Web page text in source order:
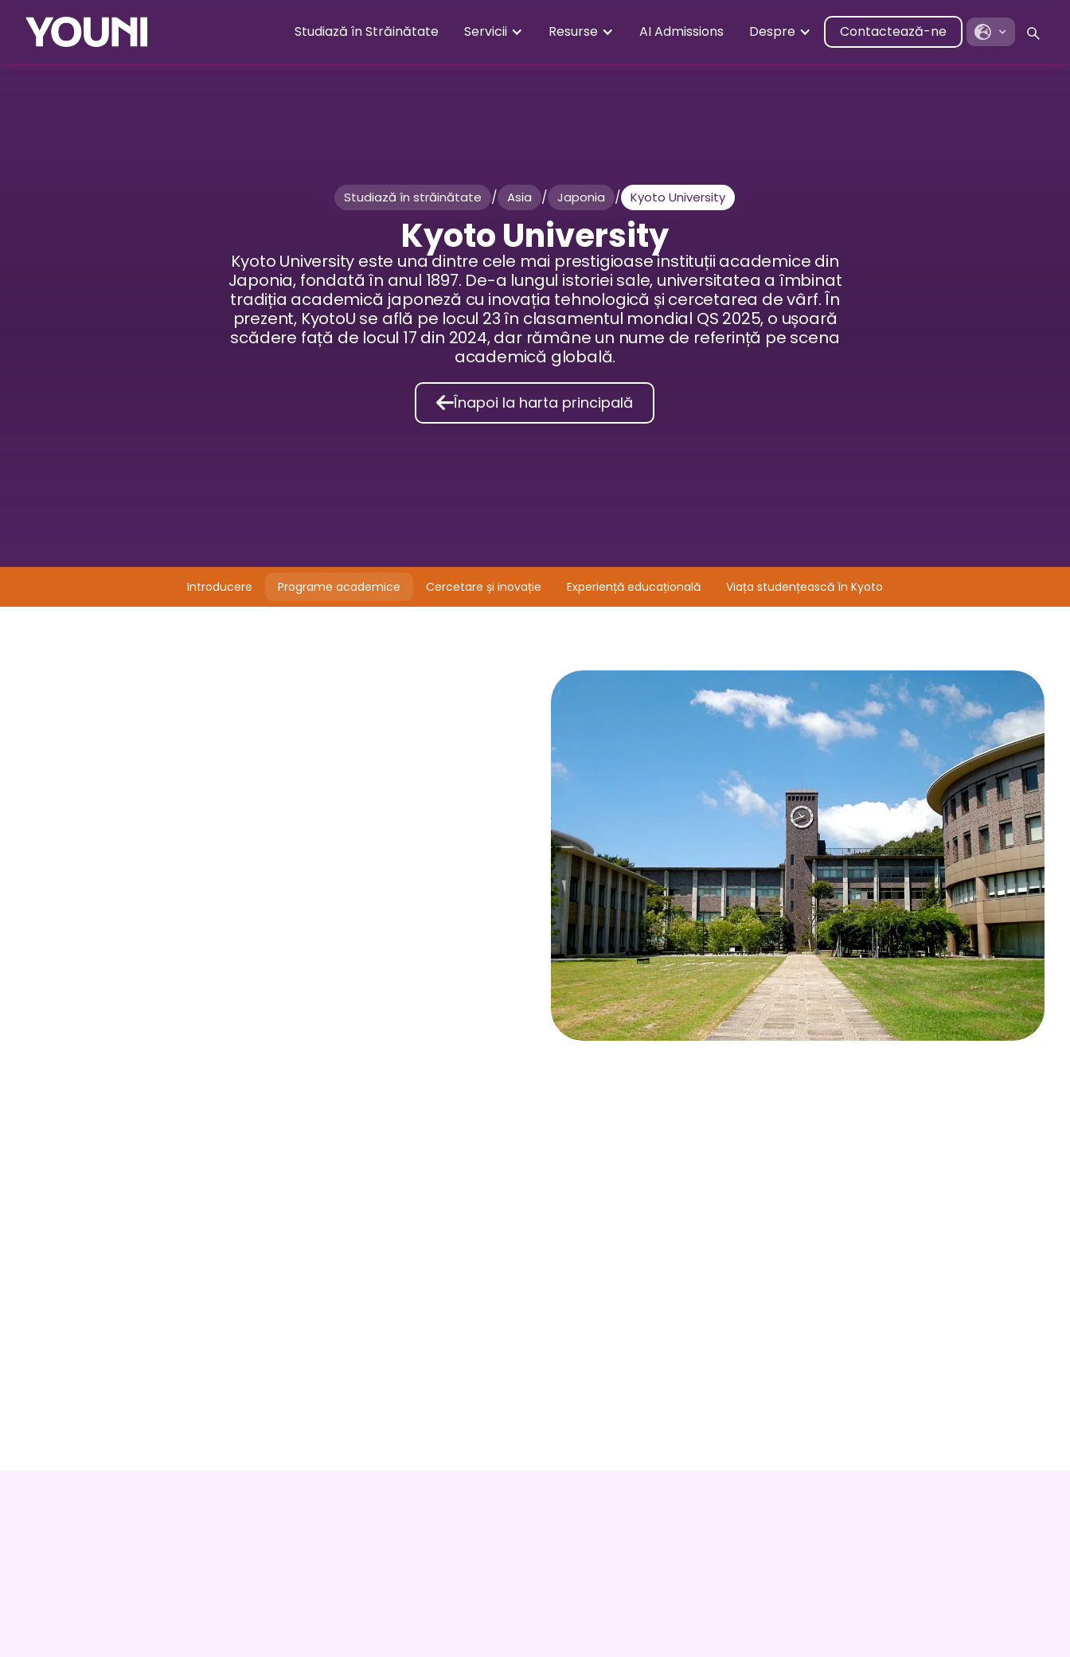
Studiază în Străinătate Servicii Resurse AI Admissions Despre Contactează-ne
Studiază în străinătate / Asia / Japonia / Kyoto University
Kyoto University
Kyoto University este una dintre cele mai prestigioase instituții academice din
Japonia, fondată în anul 1897. De-a lungul istoriei sale, universitatea a îmbinat
tradiția academică japoneză cu inovația tehnologică și cercetarea de vârf. În
prezent, KyotoU se află pe locul 23 în clasamentul mondial QS 2025, o ușoară
scădere față de locul 17 din 2024, dar rămâne un nume de referință pe scena
academică globală.
Înapoi la harta principală
Introducere Programe academice Cercetare și inovație Experiență educațională Viața studențească în Kyoto